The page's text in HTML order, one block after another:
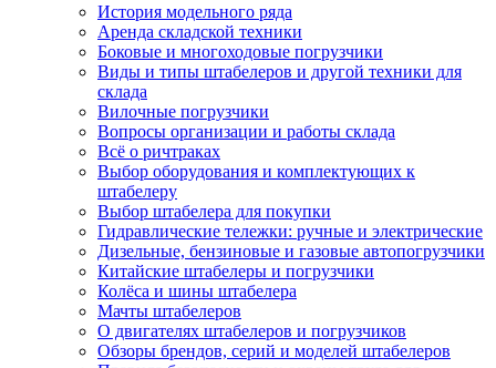
История модельного ряда
Аренда складской техники
Боковые и многоходовые погрузчики
Виды и типы штабелеров и другой техники для
склада
Вилочные погрузчики
Вопросы организации и работы склада
Всё о ричтраках
Выбор оборудования и комплектующих к
штабелеру
Выбор штабелера для покупки
Гидравлические тележки: ручные и электрические
Дизельные, бензиновые и газовые автопогрузчики
Китайские штабелеры и погрузчики
Колёса и шины штабелера
Мачты штабелеров
О двигателях штабелеров и погрузчиков
Обзоры брендов, серий и моделей штабелеров